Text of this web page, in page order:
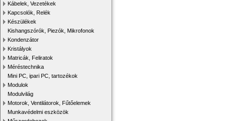
Kábelek, Vezetékek
Kapcsolók, Relék
Készülékek
Kishangszórók, Piezók, Mikrofonok
Kondenzátor
Kristályok
Matricák, Feliratok
Méréstechnika
Mini PC, ipari PC, tartozékok
Modulok
Modulvilág
Motorok, Ventilátorok, Fűtőelemek
Munkavédelmi eszközök